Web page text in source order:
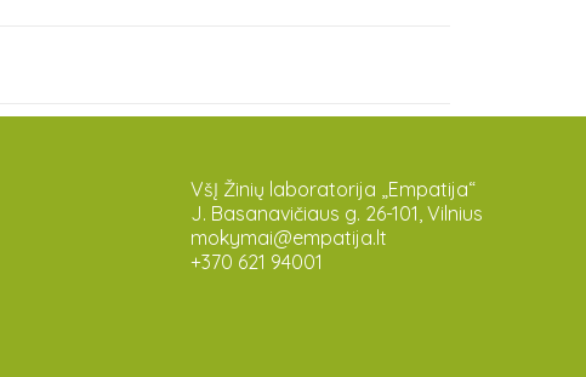
VšĮ Žinių laboratorija „Empatija“
J. Basanavičiaus g. 26-101, Vilnius
mokymai@empatija.lt
+370 621 94001